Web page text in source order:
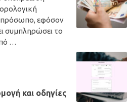
πρόσωπο, εφόσον
συμπληρώσει το
…
και οδηγίες